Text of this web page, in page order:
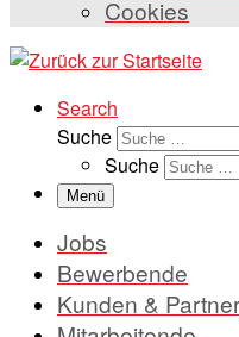
Cookies
Search
Suche
Suche
Menü
Jobs
Bewerbende
Kunden & Partner